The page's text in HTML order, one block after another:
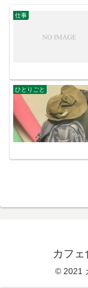
仕事
ひとりごと
カフ
© 2021